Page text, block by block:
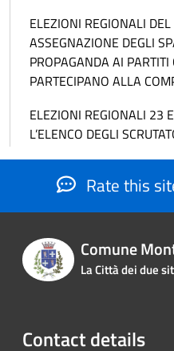
ELEZIONI REGIONALI
ASSEGNAZIONE DEGLI
PROPAGANDA AI
PARTECIPANO ALLA
ELEZIONI REGIONALI 23
L’ELENCO DEGLI
Rate this
Comune
La Città dei due
Contact details